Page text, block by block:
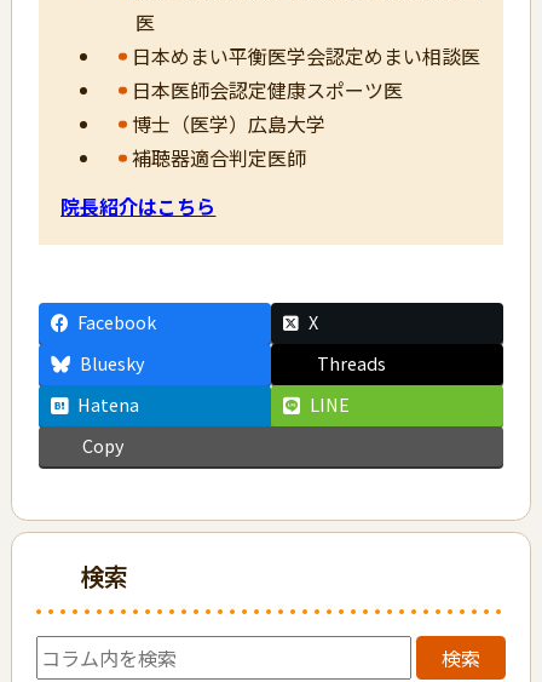
医
日本めまい平衡医学会認定めまい相談医
日本医師会認定健康スポーツ医
博士（医学）広島大学
補聴器適合判定医師
院長紹介はこちら
Facebook
X
Bluesky
Threads
Hatena
LINE
Copy
検索
検索